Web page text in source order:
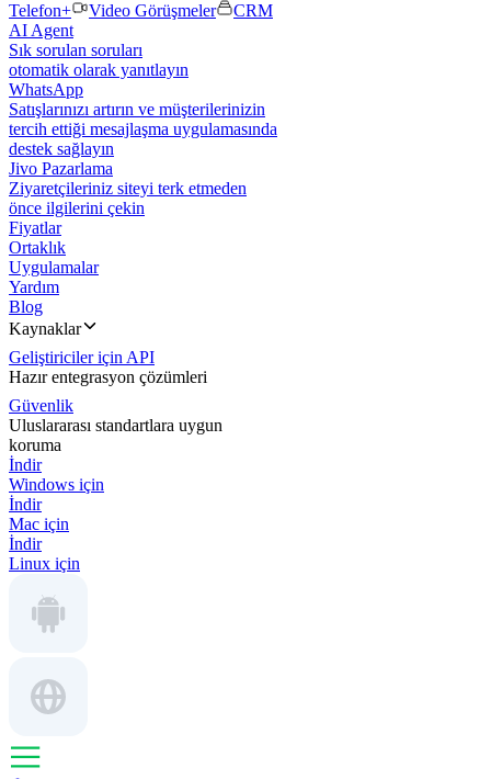
Telefon+
Video Görüşmeler
CRM
AI Agent
Sık sorulan soruları
otomatik olarak yanıtlayın
WhatsApp
Satışlarınızı artırın ve müşterilerinizin
tercih ettiği mesajlaşma uygulamasında
destek sağlayın
Jivo Pazarlama
Ziyaretçileriniz siteyi terk etmeden
önce ilgilerini çekin
Fiyatlar
Ortaklık
Uygulamalar
Yardım
Blog
Kaynaklar
Geliştiriciler için API
Hazır entegrasyon çözümleri
Güvenlik
Uluslararası standartlara uygun
koruma
İndir
Windows için
İndir
Mac için
İndir
Linux için